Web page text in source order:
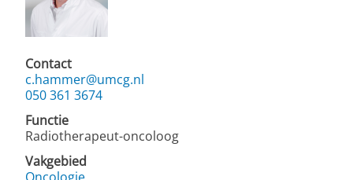
Contact
c.hammer@umcg.nl
050 361 3674
Functie
Radiotherapeut-oncoloog
Vakgebied